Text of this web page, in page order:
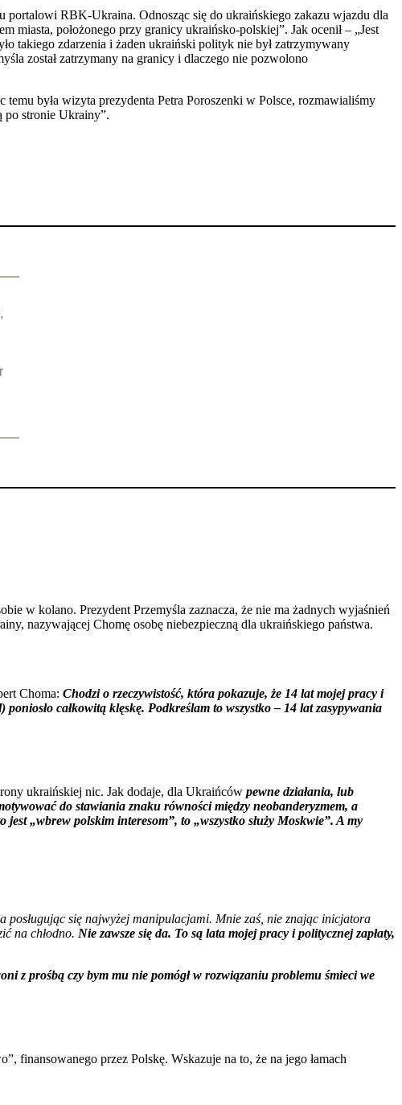
RBK-Ukraina. Odnosząc się do ukraińskiego zakazu wjazdu dla
miasta, położonego przy granicy ukraińsko-polskiej”. Jak ocenił – „Jest
takiego zdarzenia i żaden ukraiński polityk nie był zatrzymywany
został zatrzymany na granicy i dlaczego nie pozwolono
była wizyta prezydenta Petra Poroszenki w Polsce, rozmawialiśmy
po stronie Ukrainy”.
w kolano. Prezydent Przemyśla zaznacza, że nie ma żadnych wyjaśnień
nazywającej Chomę osobę niebezpieczną dla ukraińskiego państwa.
Choma: Chodzi o rzeczywistość, która pokazuje, że 14 lat mojej pracy i
całkowitą klęskę. Podkreślam to wszystko – 14 lat zasypywania
ukraińskiej nic. Jak dodaje, dla Ukraińców pewne działania, lub
do stawiania znaku równości między neobanderyzmem, a
„wbrew polskim interesom”, to „wszystko służy Moskwie”. A my
posługując się najwyżej manipulacjami. Mnie zaś, nie znając inicjatora
na chłodno. Nie zawsze się da. To są lata mojej pracy i politycznej zapłaty,
z prośbą czy bym mu nie pomógł w rozwiązaniu problemu śmieci we
finansowanego przez Polskę. Wskazuje na to, że na jego łamach